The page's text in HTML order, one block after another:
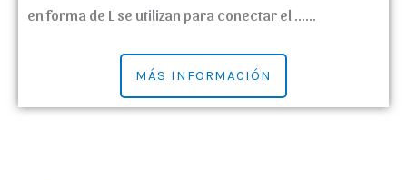
en forma de L se utilizan para conectar el ......
MÁS INFORMACIÓN